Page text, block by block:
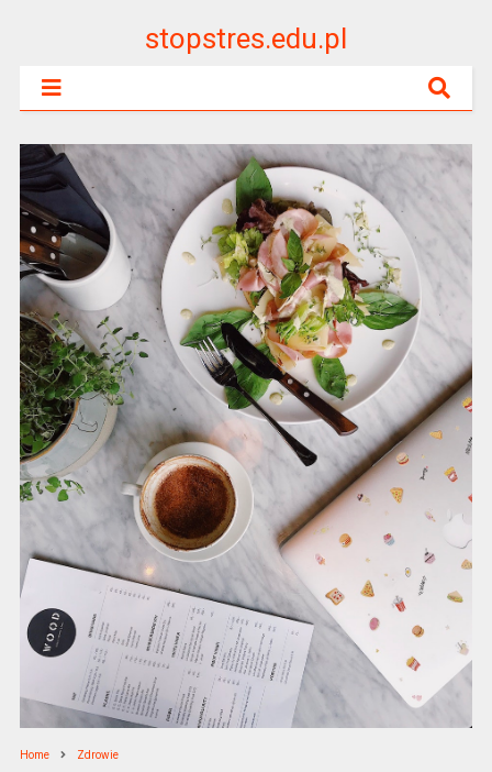
stopstres.edu.pl
Home Zdrowie